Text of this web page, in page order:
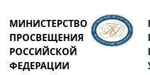
МИНИСТЕРСТВО
ПРОСВЕЩЕНИЯ
РОССИЙСКОЙ
ФЕДЕРАЦИИ